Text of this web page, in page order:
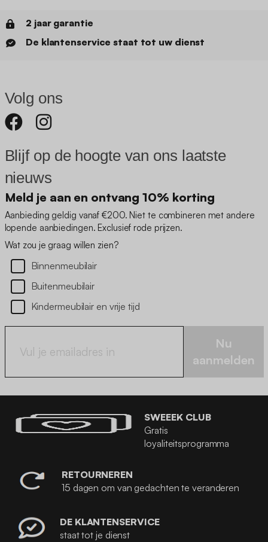
2 jaar garantie
De klantenservice staat tot uw dienst
Volg ons
Blijf op de hoogte van ons laatste
nieuws
Meld je aan en ontvang 10% korting
Aanbieding geldig vanaf €200. Niet te combineren met andere
lopende aanbiedingen. Exclusief rode prijzen.
Wat zou je graag willen zien?
Binnenmeubilair
Buitenmeubilair
Kindermeubilair en vrije tijd
Nu
aanmelden
SWEEEK CLUB
Gratis
loyaliteitsprogramma
RETOURNEREN
15 dagen om van gedachten te veranderen
DE KLANTENSERVICE
staat tot je dienst